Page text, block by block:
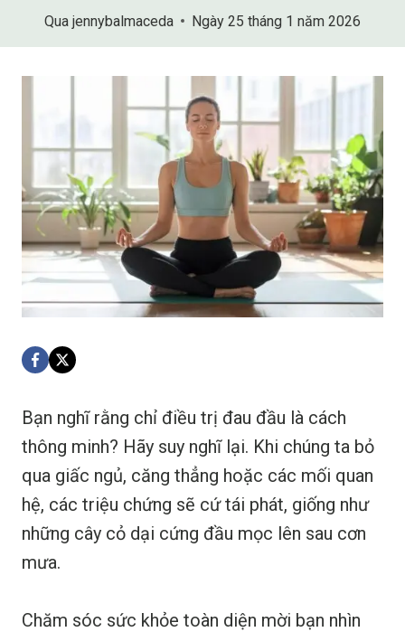
Qua jennybalmaceda Ngày 25 tháng 1 năm 2026
Bạn nghĩ rằng chỉ điều trị đau đầu là cách
thông minh? Hãy suy nghĩ lại. Khi chúng ta bỏ
qua giấc ngủ, căng thẳng hoặc các mối quan
hệ, các triệu chứng sẽ cứ tái phát, giống như
những cây cỏ dại cứng đầu mọc lên sau cơn
mưa.
Chăm sóc sức khỏe toàn diện mời bạn nhìn